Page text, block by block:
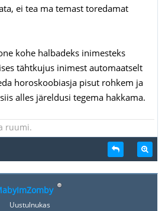
ei tea ma temast toredamat
kohe halbadeks inimesteks
tähtkujus inimest automaatselt
horoskoobiasja pisut rohkem ja
alles järeldusi tegema hakkama.
ruumi.
Uustulnukas